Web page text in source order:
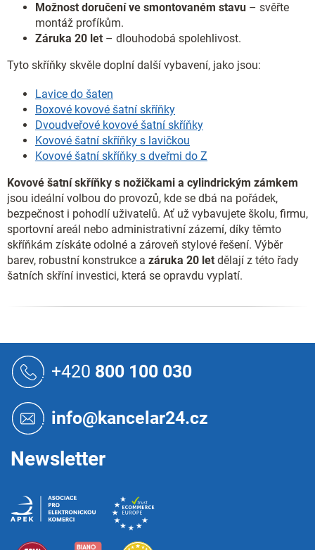
Možnost doručení ve smontovaném stavu – svěřte
montáž profíkům.
Záruka 20 let – dlouhodobá spolehlivost.
Tyto skříňky skvěle doplní další vybavení, jako jsou:
Lavice do šaten
Boxové kovové šatní skříňky
Dvoudveřové kovové šatní skříňky
Kovové šatní skříňky s lavičkou
Kovové šatní skříňky s dveřmi do Z
Kovové šatní skříňky s nožičkami a cylindrickým zámkem
jsou ideální volbou do provozů, kde se dbá na pořádek,
bezpečnost i pohodlí uživatelů. Ať už vybavujete školu, firmu,
sportovní areál nebo administrativní zázemí, díky těmto
skříňkám získáte odolné a zároveň stylové řešení. Výběr
barev, robustní konstrukce a záruka 20 let dělají z této řady
šatních skříní investici, která se opravdu vyplatí.
+420 800 100 030
info@kancelar24.cz
Newsletter